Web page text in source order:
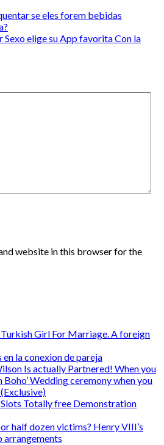
se eles forem bebidas
Sexo elige su App favorita Con la
website in this browser for the
Girl For Marriage. A foreign
la conexion de pareja
Is actually Partnered! When you
Wedding ceremony when you
Totally free Demonstration
half dozen victims? Henry VIII’s
arrangements